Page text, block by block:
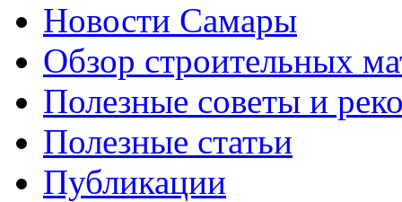
Новости Самары
Обзор строительных
Полезные советы и
Полезные статьи
Публикации